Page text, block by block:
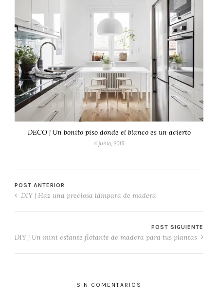
DECO | Un bonito piso donde el blanco es un acierto
4 junio, 2015
POST ANTERIOR
DIY | Haz una preciosa lámpara de madera
POST SIGUIENTE
DIY | Un mini estante flotante de madera para tus plantas
SIN COMENTARIOS